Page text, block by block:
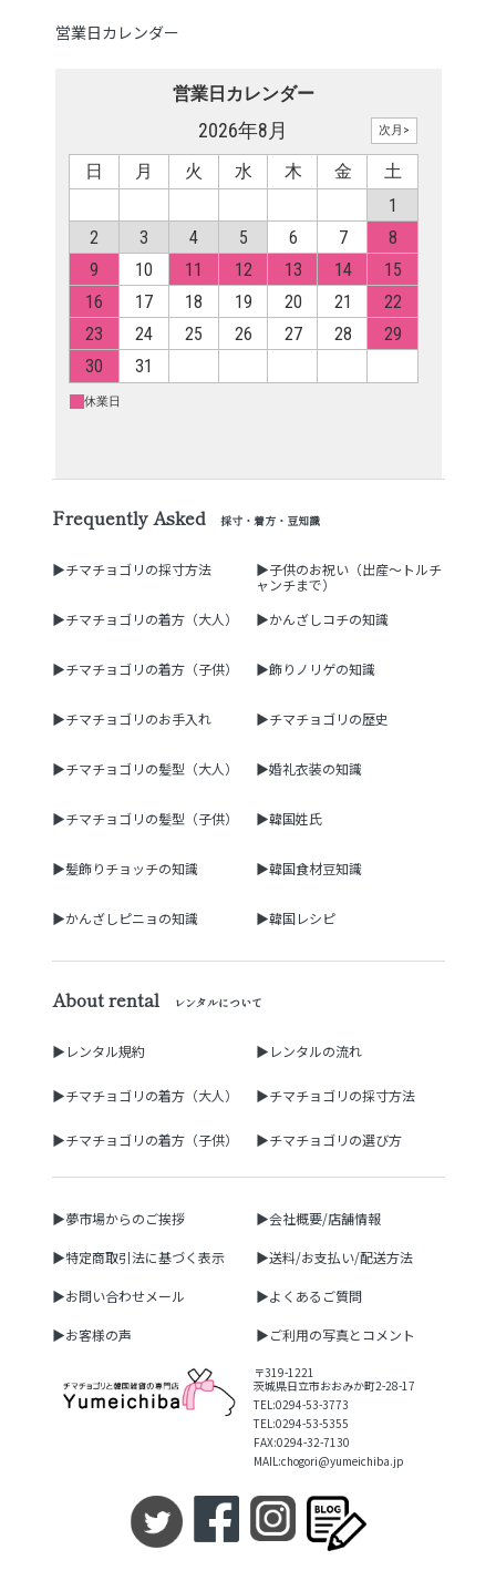
営業日カレンダー
Frequently Asked 採寸・着方・豆知識
▶チマチョゴリの採寸方法
▶子供のお祝い（出産～トルチ
ャンチまで）
▶チマチョゴリの着方（大人）
▶かんざしコチの知識
▶チマチョゴリの着方（子供） ▶飾りノリゲの知識
▶チマチョゴリのお手入れ ▶チマチョゴリの歴史
▶チマチョゴリの髪型（大人） ▶婚礼衣装の知識
▶チマチョゴリの髪型（子供） ▶韓国姓氏
▶髪飾りチョッチの知識 ▶韓国食材豆知識
▶かんざしピニョの知識 ▶韓国レシピ
About rental レンタルについて
▶レンタル規約 ▶レンタルの流れ
▶チマチョゴリの着方（大人） ▶チマチョゴリの採寸方法
▶チマチョゴリの着方（子供） ▶チマチョゴリの選び方
▶夢市場からのご挨拶 ▶会社概要/店舗情報
▶特定商取引法に基づく表示 ▶送料/お支払い/配送方法
▶お問い合わせメール ▶よくあるご質問
▶お客様の声 ▶ご利用の写真とコメント
〒319-1221
茨城県日立市おおみか町2-28-17
TEL:0294-53-3773
TEL:0294-53-5355
FAX:0294-32-7130
MAIL:chogori@yumeichiba.jp